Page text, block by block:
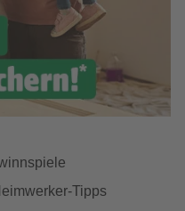
Tipps